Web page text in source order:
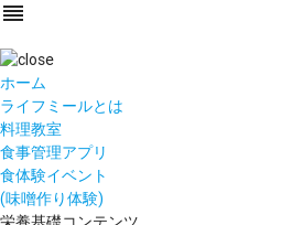
reorder
ホーム
ライフミールとは
料理教室
食事管理アプリ
食体験イベント
(味噌作り体験)